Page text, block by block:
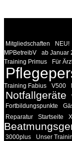
Mitgliedschaften NEU!
MPBetreibV
ab Januar
Training Primus
Für
Training Fabius
V500
Notfallgeräte
Fortbildungspunkte
Reparatur
Startseite
3000plus
Unser